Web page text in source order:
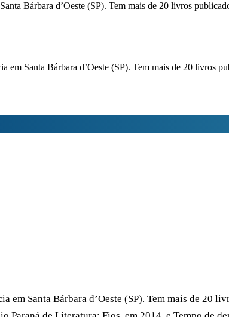
Bárbara d’Oeste (SP). Tem mais de 20 livros
em Santa Bárbara d’Oeste (SP). Tem mais de 20 livros
em Santa Bárbara d’Oeste (SP). Tem mais de 20